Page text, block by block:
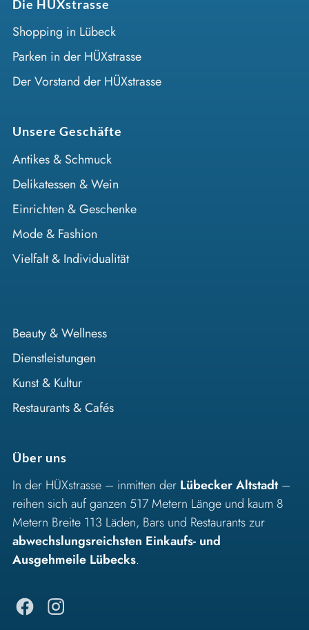
Die HÜXstrasse
Shopping in Lübeck
Parken in der HÜXstrasse
Der Vorstand der HÜXstrasse
Unsere Geschäfte
Antikes & Schmuck
Delikatessen & Wein
Einrichten & Geschenke
Mode & Fashion
Vielfalt & Individualität
Beauty & Wellness
Dienstleistungen
Kunst & Kultur
Restaurants & Cafés
Über uns
In der HÜXstrasse – inmitten der Lübecker Altstadt–
reihen sich auf ganzen 517 Metern Länge und kaum 8
Metern Breite 113 Läden, Bars und Restaurants zur
abwechslungsreichsten Einkaufs- und
Ausgehmeile Lübecks.